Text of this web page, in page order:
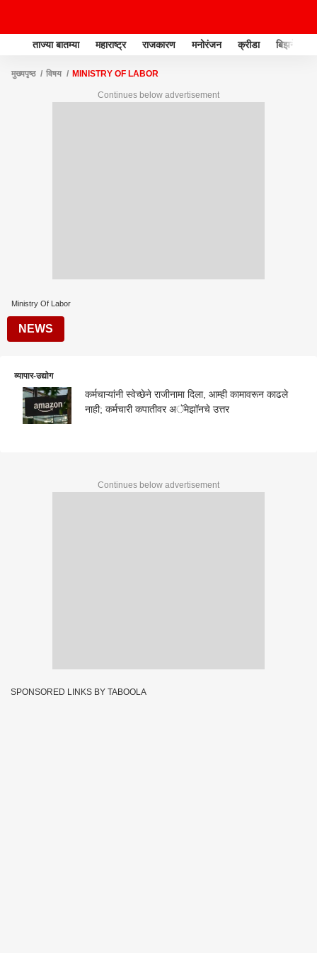
ताज्या बातम्या महाराष्ट्र राजकारण मनोरंजन क्रीडा बिझनेस
मुख्यपृष्ठ विषय MINISTRY OF LABOR
Continues below advertisement
Ministry Of Labor
NEWS
व्यापार-उद्योग
कर्मचाऱ्यांनी स्वेच्छेने राजीनामा दिला, आम्ही कामावरून काढले
नाही; कर्मचारी कपातीवर अॅमेझॉनचे उत्तर
Continues below advertisement
SPONSORED LINKS BY TABOOLA